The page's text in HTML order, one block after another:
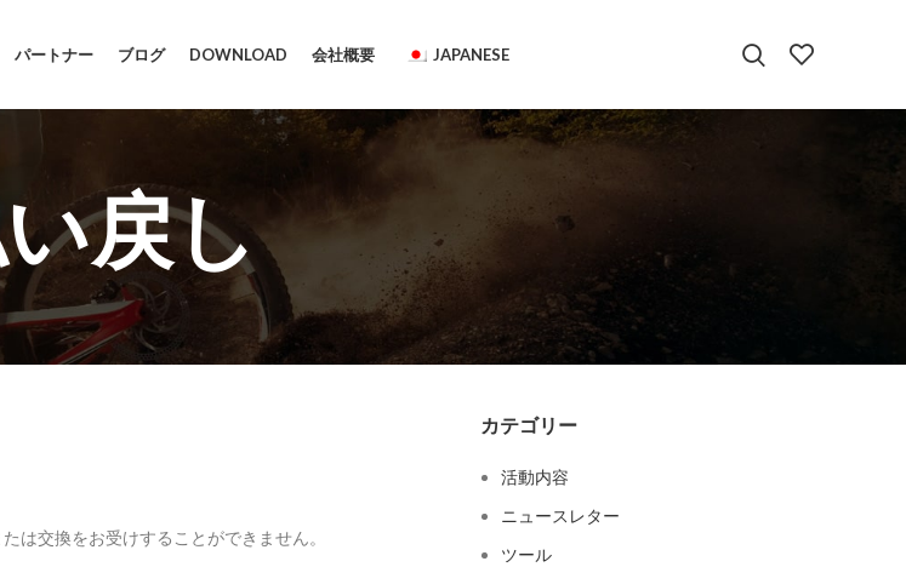
パートナー ブログ DOWNLOAD 会社概要 JAPANESE
戻し
は交換をお受けすることができません。
カテゴリー
活動内容
ニュースレター
ツール